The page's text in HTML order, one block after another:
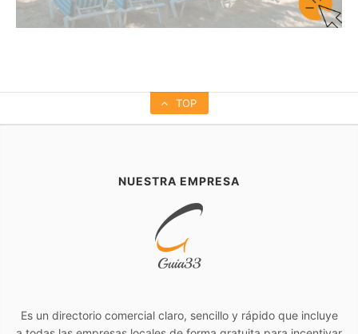
TOP
NUESTRA EMPRESA
Es un directorio comercial claro, sencillo y rápido que incluye